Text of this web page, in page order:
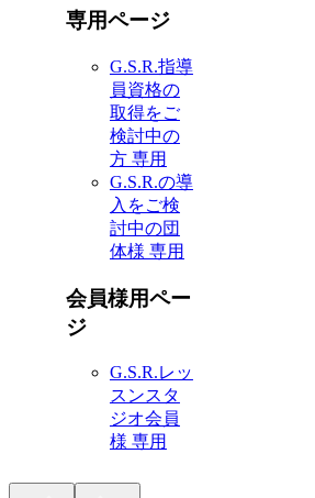
専用ページ
G.S.R.指導
員資格の
取得をご
検討中の
方 専用
G.S.R.の導
入をご検
討中の団
体様 専用
会員様用ペー
ジ
G.S.R.レッ
スンスタ
ジオ会員
様 専用